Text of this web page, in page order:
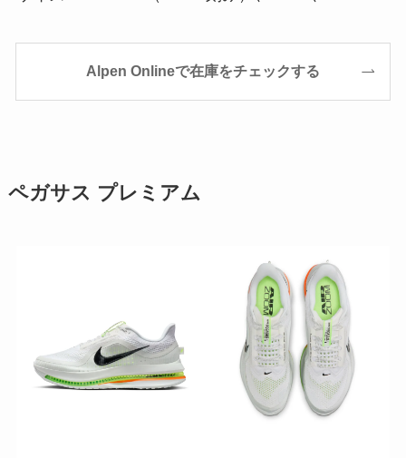
Alpen Onlineで在庫をチェックする
ペガサス プレミアム